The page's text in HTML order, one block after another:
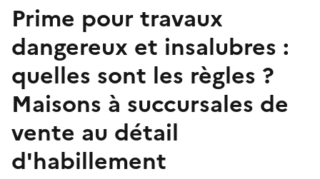
Prime pour travaux
dangereux et insalubres :
quelles sont les règles ?
Maisons à succursales de
vente au détail
d'habillement